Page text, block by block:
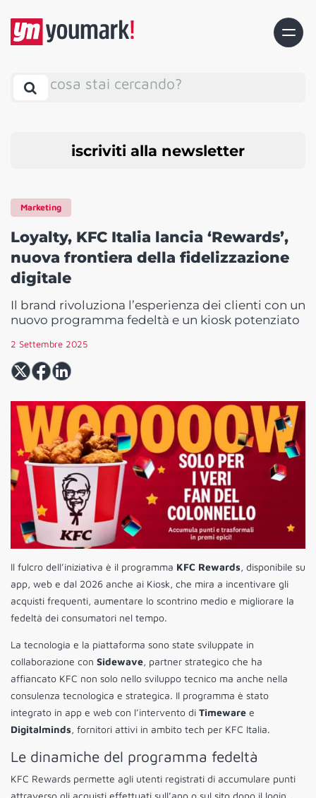
cosa stai cercando?
iscriviti alla newsletter
Marketing
Loyalty, KFC Italia lancia ‘Rewards’,
nuova frontiera della fidelizzazione
digitale
Il brand rivoluziona l’esperienza dei clienti con un
nuovo programma fedeltà e un kiosk potenziato
2 Settembre 2025
Il fulcro dell’iniziativa è il programma KFC Rewards, disponibile su
app, web e dal 2026 anche ai Kiosk, che mira a incentivare gli
acquisti frequenti, aumentare lo scontrino medio e migliorare la
fedeltà dei consumatori nel tempo.
La tecnologia e la piattaforma sono state sviluppate in
collaborazione con Sidewave, partner strategico che ha
affiancato KFC non solo nello sviluppo tecnico ma anche nella
consulenza tecnologica e strategica. Il programma è stato
integrato in app e web con l’intervento di Timeware e
Digitalminds, fornitori attivi in ambito tech per KFC Italia.
Le dinamiche del programma fedeltà
KFC Rewards permette agli utenti registrati di accumulare punti
attraverso gli acquisti effettuati sull’app o sul sito dopo il login.